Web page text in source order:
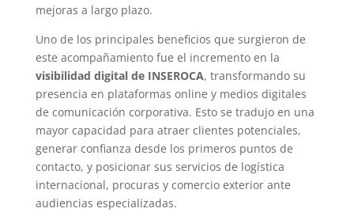
mejoras a largo plazo.
Uno de los principales beneficios que surgieron de
este acompañamiento fue el incremento en la
visibilidad digital de INSEROCA, transformando su
presencia en plataformas online y medios digitales
de comunicación corporativa. Esto se tradujo en una
mayor capacidad para atraer clientes potenciales,
generar confianza desde los primeros puntos de
contacto, y posicionar sus servicios de logística
internacional, procuras y comercio exterior ante
audiencias especializadas.